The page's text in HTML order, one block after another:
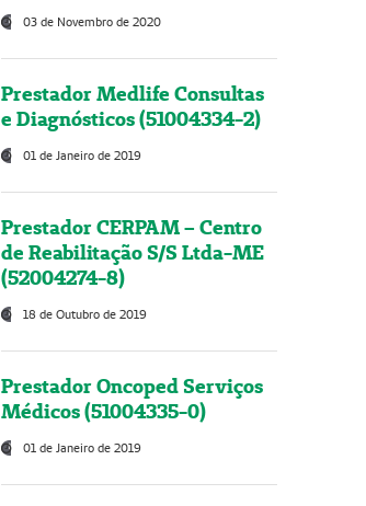
03 de Novembro de 2020
Prestador Medlife Consultas
e Diagnósticos (51004334-2)
01 de Janeiro de 2019
Prestador CERPAM – Centro
de Reabilitação S/S Ltda-ME
(52004274-8)
18 de Outubro de 2019
Prestador Oncoped Serviços
Médicos (51004335-0)
01 de Janeiro de 2019